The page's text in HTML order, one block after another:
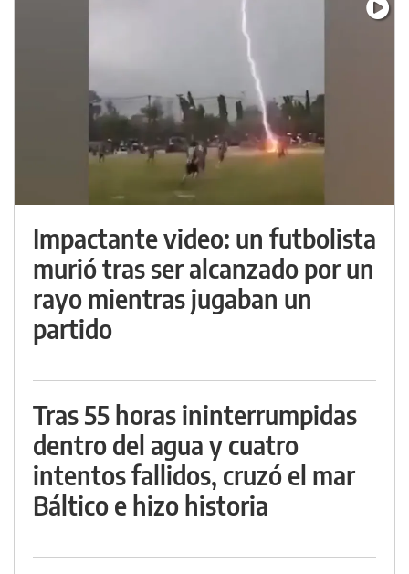
Impactante video: un futbolista
murió tras ser alcanzado por un
rayo mientras jugaban un
partido
Tras 55 horas ininterrumpidas
dentro del agua y cuatro
intentos fallidos, cruzó el mar
Báltico e hizo historia